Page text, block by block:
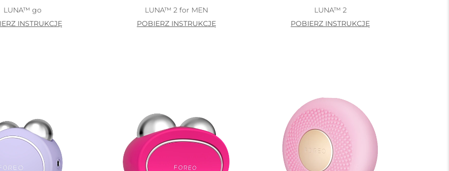
LUNA™ go
INSTRUKCJĘ
LUNA™ 2 for MEN
POBIERZ INSTRUKCJĘ
LUNA™ 2
POBIERZ INSTRUKCJĘ